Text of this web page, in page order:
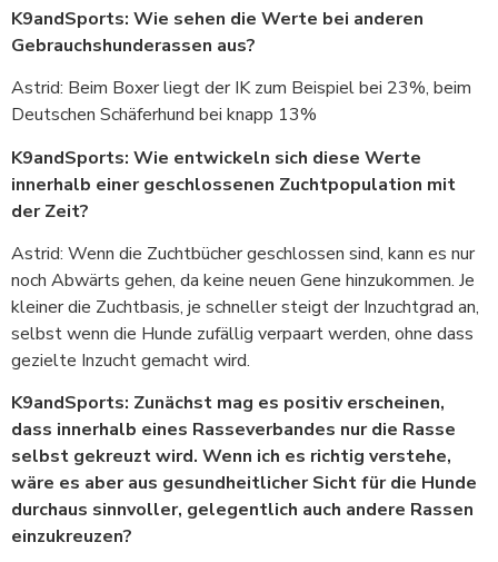
K9andSports: Wie sehen die Werte bei anderen
Gebrauchshunderassen aus?
Astrid: Beim Boxer liegt der IK zum Beispiel bei 23%, beim
Deutschen Schäferhund bei knapp 13%
K9andSports: Wie entwickeln sich diese Werte
innerhalb einer geschlossenen Zuchtpopulation mit
der Zeit?
Astrid: Wenn die Zuchtbücher geschlossen sind, kann es nur
noch Abwärts gehen, da keine neuen Gene hinzukommen. Je
kleiner die Zuchtbasis, je schneller steigt der Inzuchtgrad an,
selbst wenn die Hunde zufällig verpaart werden, ohne dass
gezielte Inzucht gemacht wird.
K9andSports: Zunächst mag es positiv erscheinen,
dass innerhalb eines Rasseverbandes nur die Rasse
selbst gekreuzt wird. Wenn ich es richtig verstehe,
wäre es aber aus gesundheitlicher Sicht für die Hunde
durchaus sinnvoller, gelegentlich auch andere Rassen
einzukreuzen?